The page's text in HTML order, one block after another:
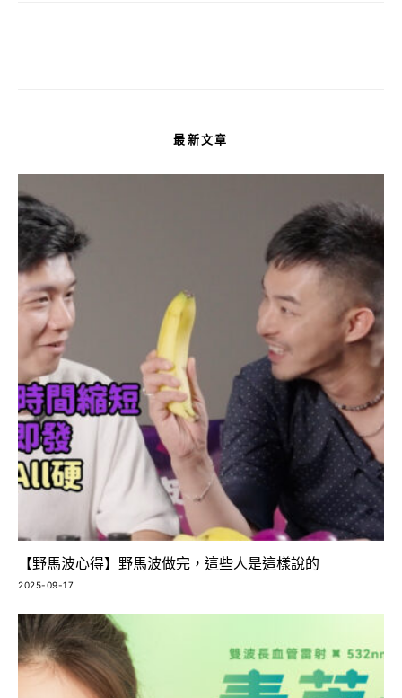
最新文章
【野馬波心得】野馬波做完，這些人是這樣說的
2025-09-17